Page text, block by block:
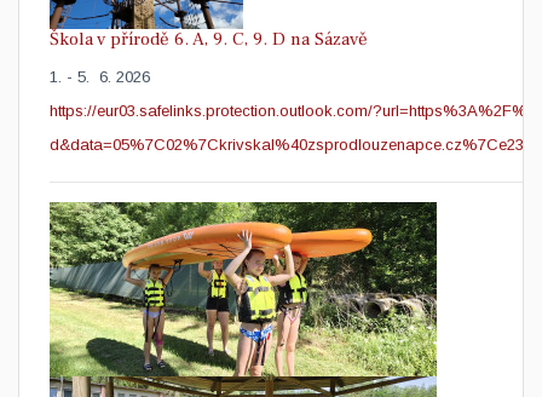
Škola v přírodě 6. A, 9. C, 9. D na Sázavě
1. - 5. 6. 2026
https://eur03.safelinks.protection.outlook.com/